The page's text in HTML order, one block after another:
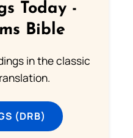
Today -
Bible
in the classic
(DRB)